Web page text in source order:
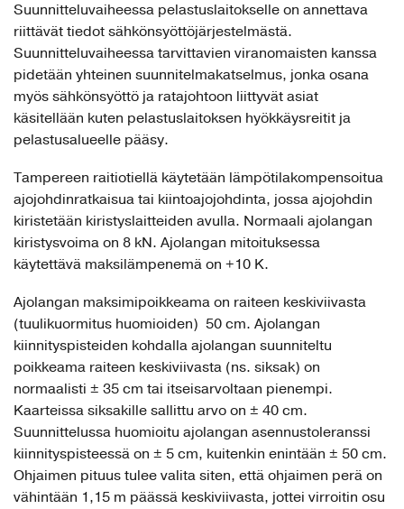
Suunnitteluvaiheessa pelastuslaitokselle on annettava
riittävät tiedot sähkönsyöttöjärjestelmästä.
Suunnitteluvaiheessa tarvittavien viranomaisten kanssa
pidetään yhteinen suunnitelmakatselmus, jonka osana
myös sähkönsyöttö ja ratajohtoon liittyvät asiat
käsitellään kuten pelastuslaitoksen hyökkäysreitit ja
pelastusalueelle pääsy.
Tampereen raitiotiellä käytetään lämpötilakompensoitua
ajojohdinratkaisua tai kiintoajojohdinta, jossa ajojohdin
kiristetään kiristyslaitteiden avulla. Normaali ajolangan
kiristysvoima on 8 kN. Ajolangan mitoituksessa
käytettävä maksilämpenemä on +10 K.
Ajolangan maksimipoikkeama on raiteen keskiviivasta
(tuulikuormitus huomioiden) 50 cm. Ajolangan
kiinnityspisteiden kohdalla ajolangan suunniteltu
poikkeama raiteen keskiviivasta (ns. siksak) on
normaalisti ± 35 cm tai itseisarvoltaan pienempi.
Kaarteissa siksakille sallittu arvo on ± 40 cm.
Suunnittelussa huomioitu ajolangan asennustoleranssi
kiinnityspisteessä on ± 5 cm, kuitenkin enintään ± 50 cm.
Ohjaimen pituus tulee valita siten, että ohjaimen perä on
vähintään 1,15 m päässä keskiviivasta, jottei virroitin osu